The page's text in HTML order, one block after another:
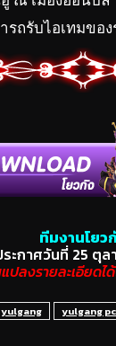
รถรับไอเทมขอ
ทีมงานโยว
ระกาศวันที่ 25 ตุล
ลงรายละเอียด
yulgang yulgang pc